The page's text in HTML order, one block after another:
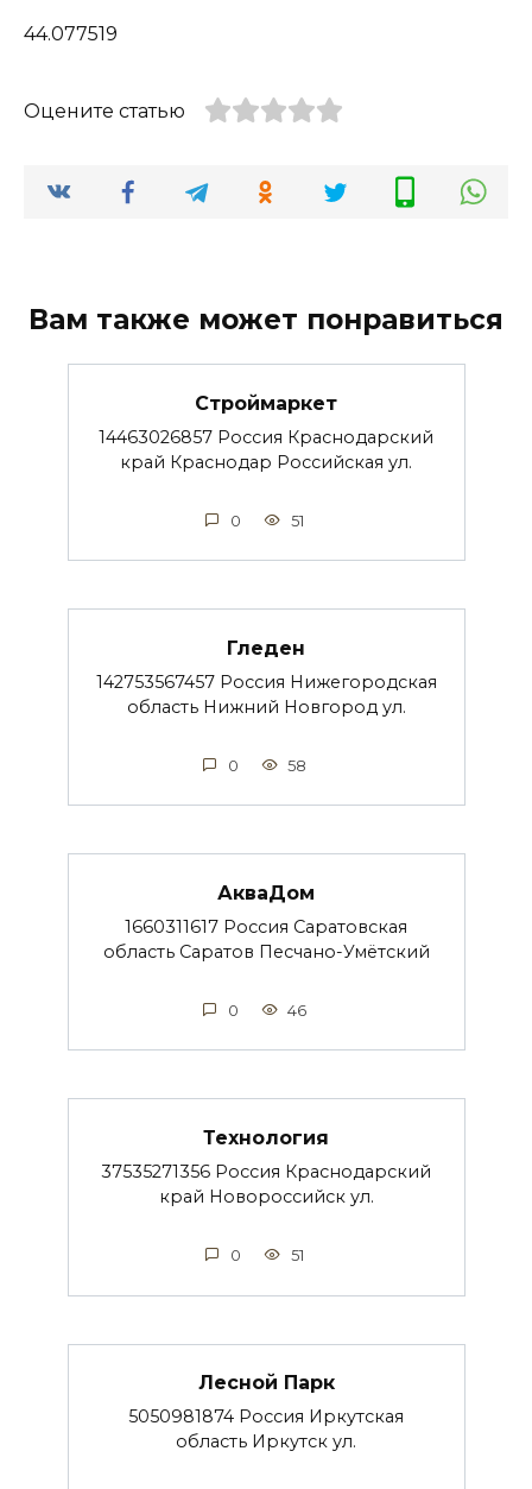
44.077519
Оцените статью
Вам также может понравиться
Строймаркет
14463026857 Россия Краснодарский
край Краснодар Российская ул.
0 51
Гледен
142753567457 Россия Нижегородская
область Нижний Новгород ул.
0 58
АкваДом
1660311617 Россия Саратовская
область Саратов Песчано-Умётский
0 46
Технология
37535271356 Россия Краснодарский
край Новороссийск ул.
0 51
Лесной Парк
5050981874 Россия Иркутская
область Иркутск ул.